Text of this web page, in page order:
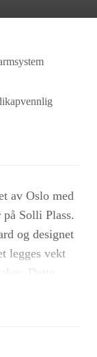
av Oslo med
Solli Plass.
og designet
legges vekt
Dette
for din
bedrifter med